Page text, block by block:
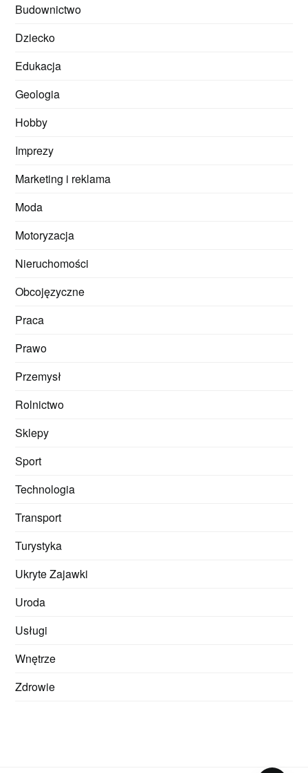
Budownictwo
Dziecko
Edukacja
Geologia
Hobby
Imprezy
Marketing i reklama
Moda
Motoryzacja
Nieruchomości
Obcojęzyczne
Praca
Prawo
Przemysł
Rolnictwo
Sklepy
Sport
Technologia
Transport
Turystyka
Ukryte Zajawki
Uroda
Usługi
Wnętrze
Zdrowie